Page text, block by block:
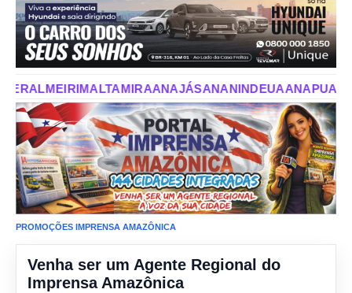
ANAJÁSANANINDEUAANAPUAUGUSTO CORRÊA
PROMOÇÕES IMPRENSA AMAZÔNICA
Venha ser um Agente Regional do
Imprensa Amazônica